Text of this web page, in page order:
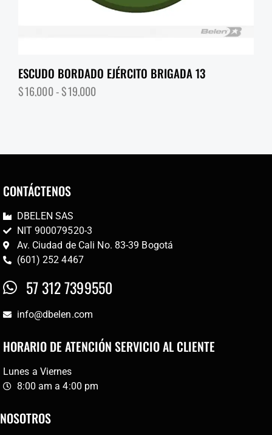
ESCUDO BORDADO EJÉRCITO BRIGADA 13
$16,000-$19,000
CONTÁCTENOS
DBELEN SAS
NIT 900079520-3
Av. Ciudad de Cali No. 83-39 Bogotá
(601) 252 4467
57 312 7399550
info@dbelen.com
HORARIO DE ATENCIÓN SERVICIO AL CLIENTE
Lunes a Viernes
8:00 am a 4:00 pm
NOSOTROS